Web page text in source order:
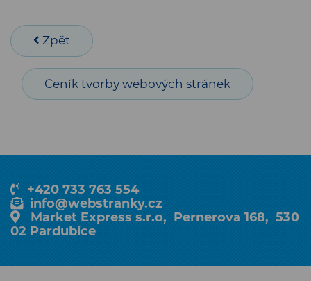
Zpět
Ceník tvorby webových stránek
+420 733 763 554
info@webstranky.cz
Market Express s.r.o, Pernerova 168, 530
02 Pardubice